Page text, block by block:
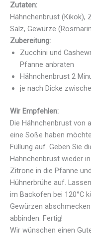
Zutaten:
Hähnchenbrust (Kikok),
Salz, Gewürze
Zubereitung:
Zucchini und
Pfanne anbraten
Hähnchenbrust 2
je nach Dicke
Wir Empfehlen:
Die Hähnchenbrust von
eine Soße haben
Füllung auf. Geben Sie
Hähnchenbrust wieder
Zitrone in die Pfanne
Hühnerbrühe auf.
im Backofen bei 120°C
Gewürzen
abbinden. Fertig!
Wir wünschen einen